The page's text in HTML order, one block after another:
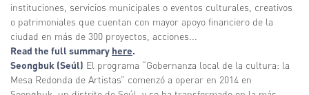
instituciones, servicios municipales o eventos culturales, creativos
o patrimoniales que cuentan con mayor apoyo financiero de la
ciudad en más de 300 proyectos, acciones...
Read the full summary here.
Seongbuk (Seúl) El programa “Gobernanza local de la cultura: la
Mesa Redonda de Artistas” comenzó a operar en 2014 en